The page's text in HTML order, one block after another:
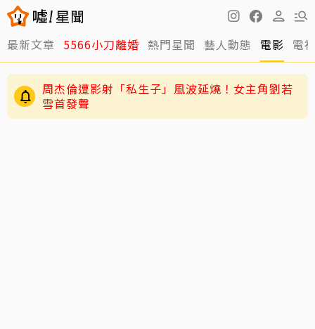
最新文章 5566小刀離婚 熱門星聞 藝人動態 電影 電
周杰倫遭影射「私生子」風波延燒！女主角劉若
雪首發聲